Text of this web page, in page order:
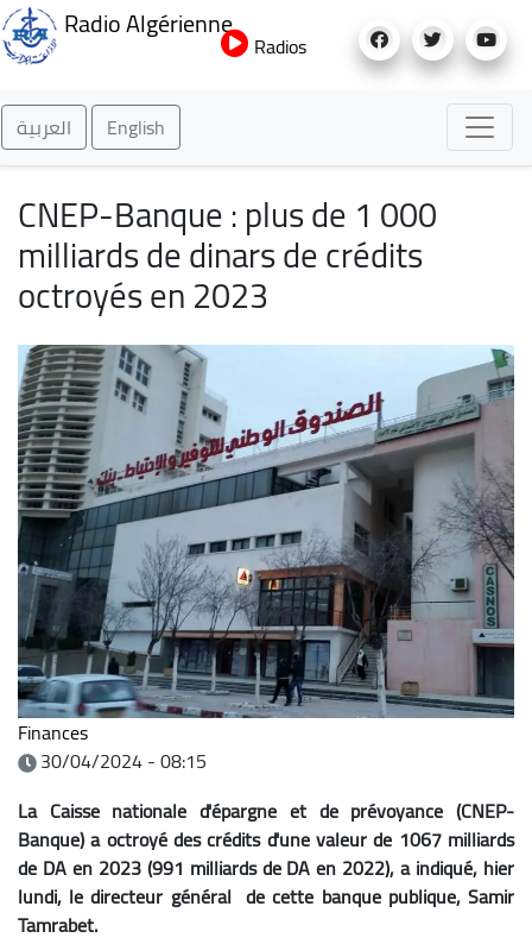
au
Radio Algérienne
Radios
العربية English
CNEP-Banque : plus de 1 000
milliards de dinars de crédits
octroyés en 2023
Finances
30/04/2024 - 08:15
La Caisse nationale d'épargne et de prévoyance (CNEP-
Banque) a octroyé des crédits d'une valeur de 1067 milliards
de DA en 2023 (991 milliards de DA en 2022), a indiqué, hier
lundi, le directeur général de cette banque publique, Samir
Tamrabet.